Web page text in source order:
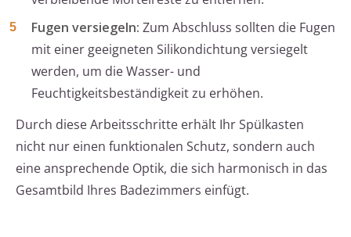
Fugen versiegeln: Zum Abschluss sollten die Fugen
mit einer geeigneten Silikondichtung versiegelt
werden, um die Wasser- und
Feuchtigkeitsbeständigkeit zu erhöhen.
Durch diese Arbeitsschritte erhält Ihr Spülkasten
nicht nur einen funktionalen Schutz, sondern auch
eine ansprechende Optik, die sich harmonisch in das
Gesamtbild Ihres Badezimmers einfügt.